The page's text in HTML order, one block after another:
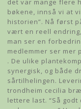
det var mange flere
bøkene, innså vi at
historien”. Nå først
vært en reell
man ser en
medlemmer ser mer
. De ulike
synergisk, og både
sårtilhelingen.
trondheim cecilia
lettere last. “Så